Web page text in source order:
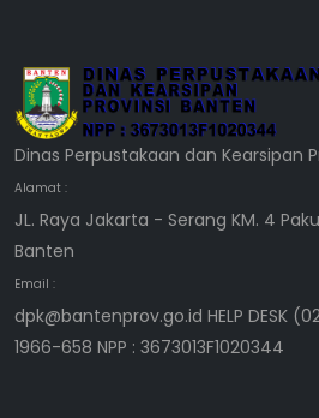
Dinas Perpustakaan dan Kearsipan
Alamat :
JL. Raya Jakarta - Serang KM. 4
Banten
Email :
dpk@bantenprov.go.id HELP DESK
1966-658 NPP : 3673013F1020344